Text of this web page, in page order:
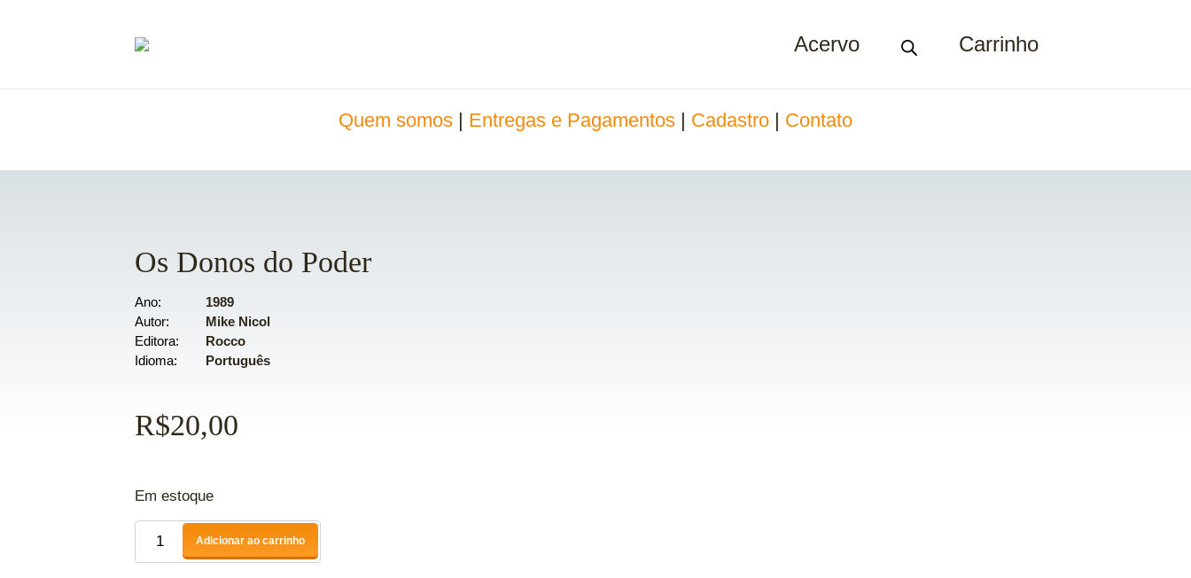
Acervo Carrinho
Quem somos Entregas e Pagamentos Cadastro Contato
Os Donos do Poder
Ano
1989
Autor
Mike Nicol
Editora
Rocco
Idioma
Português
R$20,00
Em estoque
Adicionar ao carrinho